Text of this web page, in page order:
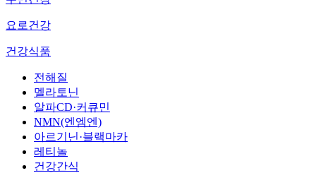
요로건강
건강식품
전해질
멜라토닌
알파CD·커큐민
NMN(엔엠엔)
아르기닌·블랙마카
레티놀
건강간식